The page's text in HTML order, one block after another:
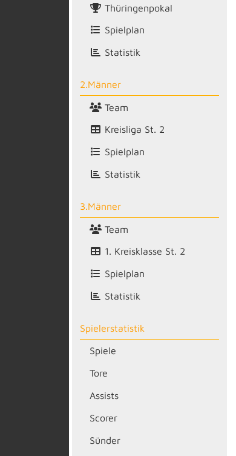
Thüringenpokal
Spielplan
Statistik
2.Männer
Team
Kreisliga St. 2
Spielplan
Statistik
3.Männer
Team
1. Kreisklasse St. 2
Spielplan
Statistik
Spielerstatistik
Spiele
Tore
Assists
Scorer
Sünder